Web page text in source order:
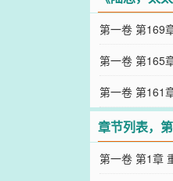
第一卷 第169
第一卷 第165
第一卷 第161
章节列表，
第一卷 第1章